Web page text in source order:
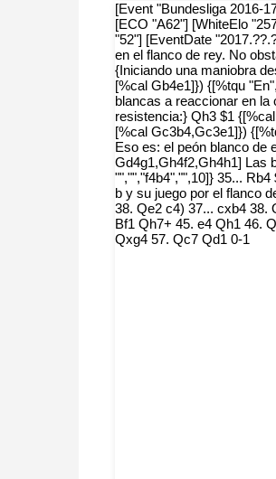
[Event "Bundesliga 2016-
[ECO "A62"] [WhiteElo
"52"] [EventDate
en el flanco de rey. No
{Iniciando una maniobra
[%cal Gb4e1]}) {[%tqu
blancas a reaccionar en
resistencia:} Qh3 $1
[%cal Gc3b4,Gc3e1]})
Eso es: el peón blanco de
Gd4g1,Gh4f2,Gh4h1] Las
"","","f4b4","",10]} 35...
b y su juego por el flanco
38. Qe2 c4) 37... cxb4 38.
Bf1 Qh7+ 45. e4 Qh1 46.
Qxg4 57. Qc7 Qd1 0-1